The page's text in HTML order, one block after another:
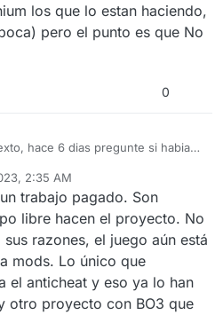
los que lo estan haciendo,
pero el punto es que No
0
hace 6 dias pregunte si habia
que s8 hay un cliente de bo3 en
no puede hacer lo mismo,
la legalidad, pero ya eso no es
les dije ya hay un cliente de bo3
que sean los mismos
los que lo estan haciendo,
la boca) pero el punto es que No
2:35 AM
trabajo pagado. Son
libre hacen el proyecto. No
razones, el juego aún está
mods. Lo único que
el anticheat y eso ya lo han
otro proyecto con BO3 que